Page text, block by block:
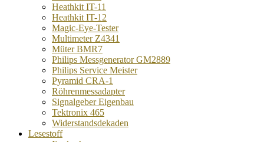
Heathkit IT-11
Heathkit IT-12
Magic-Eye-Tester
Multimeter Z4341
Müter BMR7
Philips Messgenerator GM2889
Philips Service Meister
Pyramid CRA-1
Röhrenmessadapter
Signalgeber Eigenbau
Tektronix 465
Widerstandsdekaden
Lesestoff